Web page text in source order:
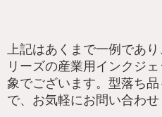
上記はあくまで一例であ
リーズの産業用インクジ
象でございます。型落ち
で、お気軽にお問い合わせ